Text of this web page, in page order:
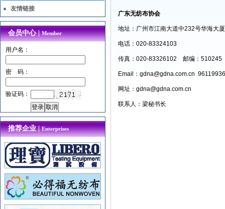
广东无纺布协会
地址：广州市江南大道中232号华海大
电话：020-83324103
传真：020-83326102 邮编：510245
Email： gdna@gdna.com.cn
网址：gdna@gdna.com.cn
联系人：梁秘书长
友情链接
会员中心 |Member
用户名：
密 码：
验证码：
推荐企业 |Enterprises